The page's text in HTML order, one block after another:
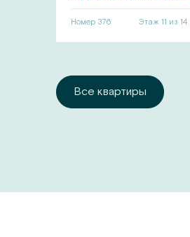
Номер 376 Этаж 11 из 14
Все квартиры